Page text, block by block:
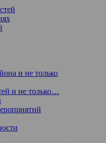
и не только
и не только…